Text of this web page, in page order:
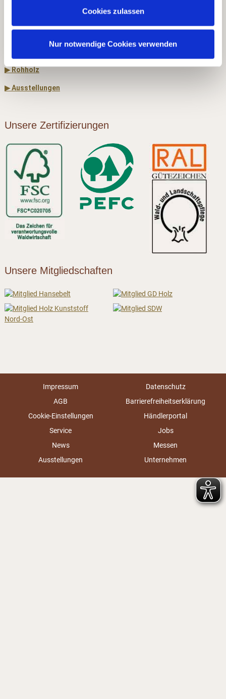
Cookies zulassen
Nur notwendige Cookies verwenden
▶ Holz & Bau
▶ Rohholz
▶ Ausstellungen
Unsere Zertifizierungen
Unsere Mitgliedschaften
Impressum
Datenschutz
AGB
Barrierefreiheitserklärung
Cookie-Einstellungen
Händlerportal
Service
Jobs
News
Messen
Ausstellungen
Unternehmen